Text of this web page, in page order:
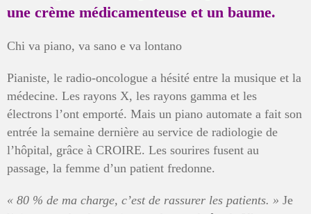
une crème médicamenteuse et un baume.
Chi va piano, va sano e va lontano
Pianiste, le radio-oncologue a hésité entre la musique et la
médecine. Les rayons X, les rayons gamma et les
électrons l’ont emporté. Mais un piano automate a fait son
entrée la semaine dernière au service de radiologie de
l’hôpital, grâce à CROIRE. Les sourires fusent au
passage, la femme d’un patient fredonne.
« 80 % de ma charge, c’est de rassurer les patients. » Je